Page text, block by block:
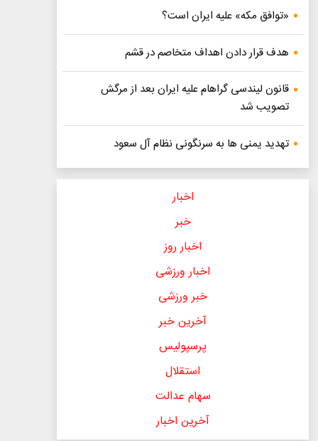
«توافق مکه» علیه ایران است؟
هدف قرار دادن اهداف متخاصم در قشم
قانون لیندسی گراهام علیه ایران بعد از مرگش
تصویب شد
تهدید یمنی ها به سرنگونی نظام آل سعود
اخبار
خبر
اخبار روز
اخبار ورزشی
خبر ورزشی
آخرین خبر
پرسپولیس
استقلال
سهام عدالت
آخرین اخبار